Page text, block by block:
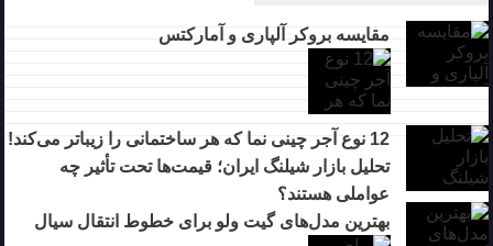
مقایسه بروکر آلپاری و آمارکتس
12 نوع آجر چینی نما که هر ساختمانی را زیباتر می‌کند!
تحلیل بازار شیلنگ ایران؛ قیمت‌ها تحت تأثیر چه
عواملی هستند؟
بهترین مدل‌های گیت ولو برای خطوط انتقال سیال